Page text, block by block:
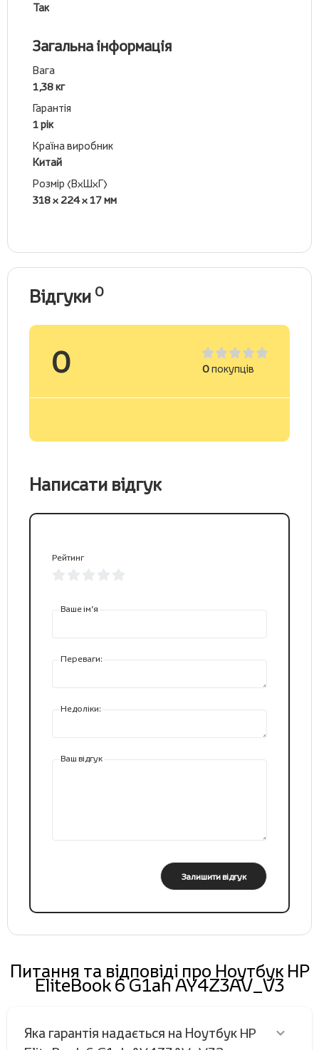
Так
Загальна інформація
Вага
1,38 кг
Гарантія
1 рік
Країна виробник
Китай
Розмір (ВхШхГ)
318 x 224 x 17 мм
Відгуки 0
0 0покупців
Написати відгук
Рейтинг
Ваше ім’я
Переваги:
Недоліки:
Ваш відгук
Залишити відгук
Питання та відповіді про Ноутбук HP
EliteBook 6 G1ah AY4Z3AV_V3
Яка гарантія надається на Ноутбук HP